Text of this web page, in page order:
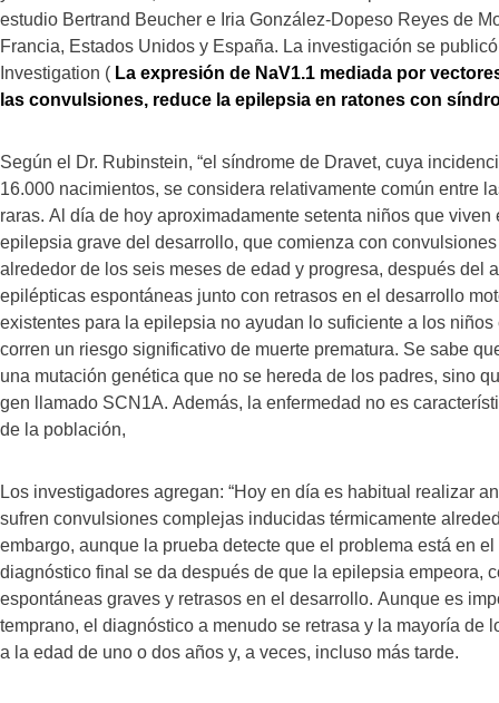
estudio Bertrand Beucher e Iria González-Dopeso Reyes de
Francia, Estados Unidos y España. La investigación se
Investigation ( La expresión de NaV1.1 mediada por
las convulsiones, reduce la epilepsia en ratones con
Según el Dr. Rubinstein, “el síndrome de Dravet, cuya
16.000 nacimientos, se considera relativamente común entre
raras. Al día de hoy aproximadamente setenta niños que viven
epilepsia grave del desarrollo, que comienza con
alrededor de los seis meses de edad y progresa, después del
epilépticas espontáneas junto con retrasos en el desarrollo
existentes para la epilepsia no ayudan lo suficiente a los
corren un riesgo significativo de muerte prematura. Se sabe
una mutación genética que no se hereda de los padres, sino
gen llamado SCN1A. Además, la enfermedad no es
de la población,
Los investigadores agregan: “Hoy en día es habitual realizar
sufren convulsiones complejas inducidas térmicamente
embargo, aunque la prueba detecte que el problema está en
diagnóstico final se da después de que la epilepsia empeora,
espontáneas graves y retrasos en el desarrollo. Aunque es
temprano, el diagnóstico a menudo se retrasa y la mayoría de
a la edad de uno o dos años y, a veces, incluso más tarde.